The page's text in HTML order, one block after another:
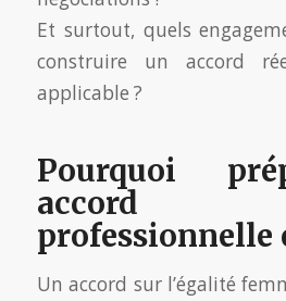
Et surtout, quels
construire un accord
applicable ?
Pourquoi
accord
professionnelle
Un accord sur l’égalité